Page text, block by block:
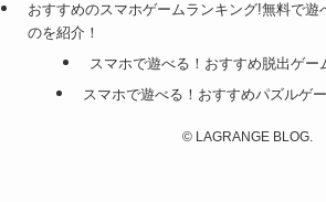
おすすめのスマホゲームランキング!無料で遊
のを紹介！
スマホで遊べる！おすすめ脱出ゲー
スマホで遊べる！おすすめパズルゲ
© LAGRANGE BLOG.